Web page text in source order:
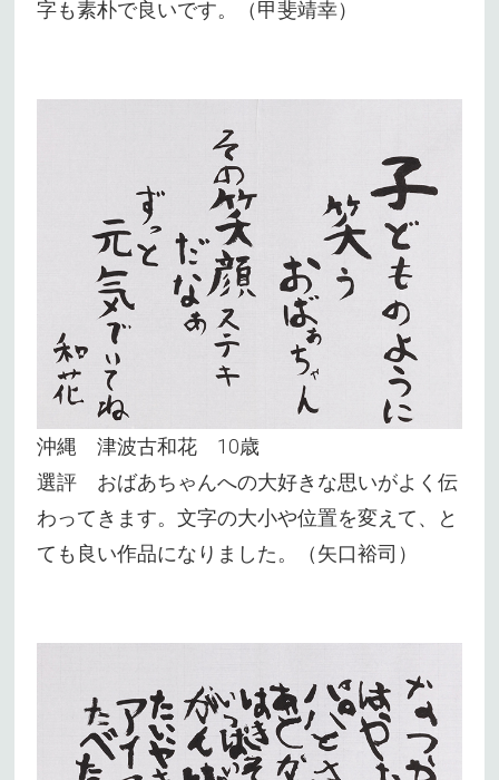
字も素朴で良いです。（甲斐靖幸）
沖縄 津波古和花 10歳
選評 おばあちゃんへの大好きな思いがよく伝
わってきます。文字の大小や位置を変えて、と
ても良い作品になりました。（矢口裕司）